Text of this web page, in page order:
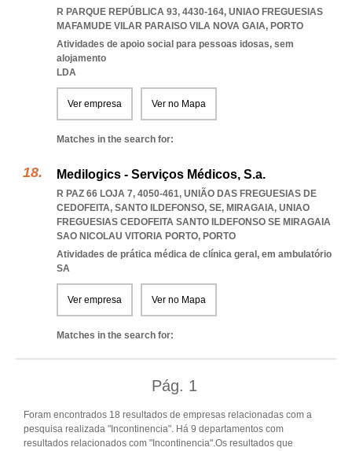
R PARQUE REPÚBLICA 93, 4430-164, UNIAO FREGUESIAS
MAFAMUDE VILAR PARAISO VILA NOVA GAIA, PORTO
Atividades de apoio social para pessoas idosas, sem
alojamento
LDA
Ver empresa Ver no Mapa
Matches in the search for:
Medilogics - Serviços Médicos, S.a.
R PAZ 66 LOJA 7, 4050-461, UNIÃO DAS FREGUESIAS DE
CEDOFEITA, SANTO ILDEFONSO, SE, MIRAGAIA, UNIAO
FREGUESIAS CEDOFEITA SANTO ILDEFONSO SE MIRAGAIA
SAO NICOLAU VITORIA PORTO, PORTO
Atividades de prática médica de clínica geral, em ambulatório
SA
Ver empresa Ver no Mapa
Matches in the search for:
Pág. 1
Foram encontrados 18 resultados de empresas relacionadas com a
pesquisa realizada "Incontinencia". Há 9 departamentos com
resultados relacionados com "Incontinencia".Os resultados que